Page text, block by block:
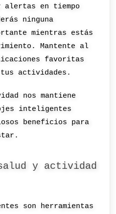
en tiempo
ninguna
mientras estás
Mantente al
favoritas
actividades.
nos mantiene
inteligentes
beneficios para
y actividad
son herramientas